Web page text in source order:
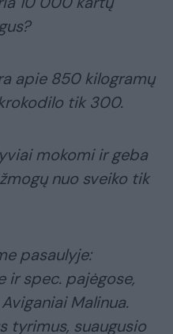
apie 850 kilogramų
tik 300.
mokomi ir geba
nuo sveiko tik
pasaulyje:
ir spec. pajėgose,
Malinua.
tyrimus, suaugusio